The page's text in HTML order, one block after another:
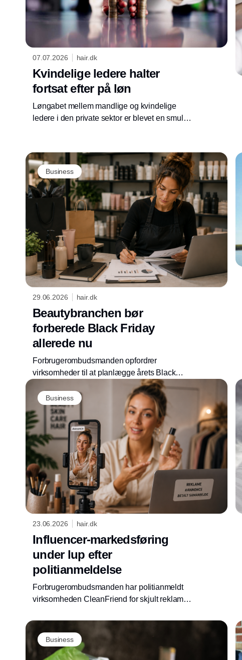
07.07.2026 hair.dk
Kvindelige ledere halter
fortsat efter på løn
Løngabet mellem mandlige og kvindelige
ledere i den private sektor er blevet en smule
Business
29.06.2026 hair.dk
Beautybranchen bør
forberede Black Friday
allerede nu
Forbrugerombudsmanden opfordrer
virksomheder til at planlægge årets Black
Friday-kampagner i god tid. Korrekt
prismarkedsføring er afgørende for at undgå
vildledning og sanktioner.
Business
23.06.2026 hair.dk
Influencer-markedsføring
under lup efter
politianmeldelse
Forbrugerombudsmanden har politianmeldt
virksomheden CleanFriend for skjult reklame
beautybrands og influencere om korrekt
markedsføring på sociale medier.
Business